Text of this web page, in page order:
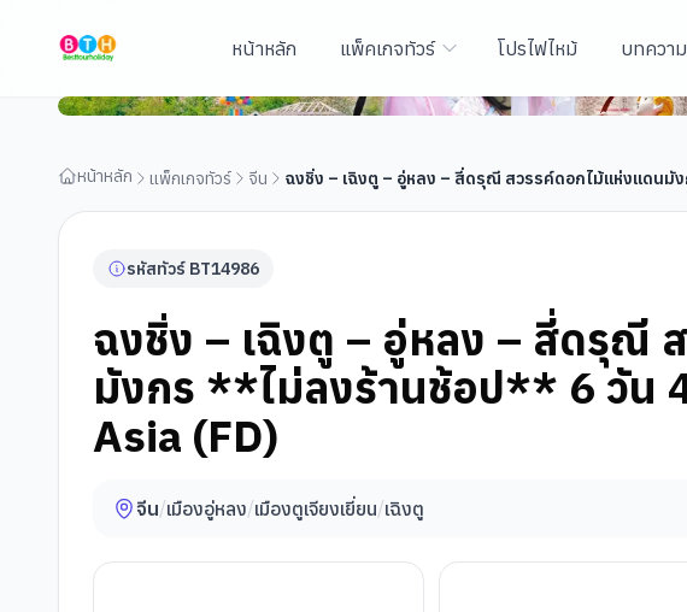
หน้าหลัก แพ็คเกจทัวร์ โปรไฟไหม้ บทควา
ฉงชิ่ง – เฉิงตู – อู่หลง – สี่ดรุณี สวรรค์ดอกไม้แห่งแดนมังกร **ไม่ลงร้านช้
หน้าหลัก แพ็กเกจทัวร์ จีน ฉงชิ่ง – เฉิงตู – อู่หลง – สี่ดรุณี สวรรค์ดอกไม้แห่งแดน
รหัสทัวร์ BT14986
ฉงชิ่ง – เฉิงตู – อู่หลง – สี่ดรุณี
มังกร **ไม่ลงร้านช้อป** 6 วัน
Asia (FD)
จีน/เมืองอู่หลง/เมืองตูเจียงเยี่ยน/เฉิงตู